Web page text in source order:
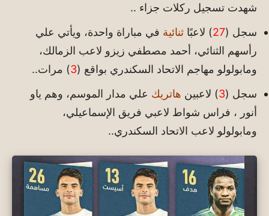
شهدت تسجيل ركلات جزاء ..
سجل (27) لاعبًا ثنائية في مباراة واحدة، ويأتي علي
رأسهم الثنائي، أحمد مصطفي زيزو لاعب الزمالك،
ومابولولو مهاجم الاتحاد السكندري بواقع (3) مرات..
سجل (3) لاعبين هاتريك علي مدار الموسم، وهم ياو
أنور ، فراس شواط لاعبي فريق الإسماعيلي،
ومابولولو لاعب الاتحاد السكندري..